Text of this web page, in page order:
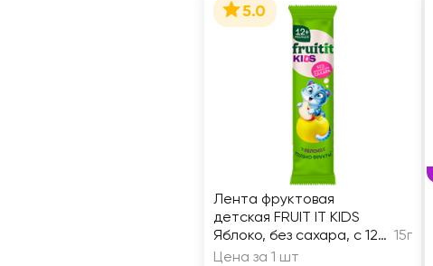
5.0
Лента фруктовая
детская FRUIT IT KIDS
Яблоко, без сахара, с 12
месяцев
15г
Цена за 1 шт